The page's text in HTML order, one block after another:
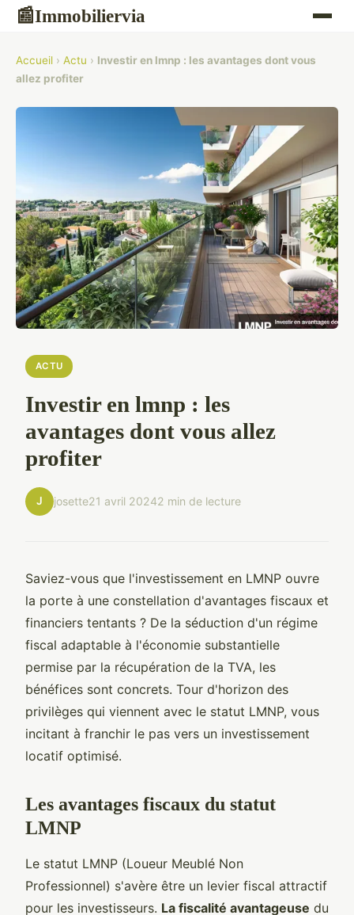
📰Immobiliervia
Accueil › Actu › Investir en lmnp : les avantages dont vous
allez profiter
ACTU
Investir en lmnp : les
avantages dont vous allez
profiter
J josette21 avril 20242 min de lecture
Saviez-vous que l'investissement en LMNP ouvre
la porte à une constellation d'avantages fiscaux et
financiers tentants ? De la séduction d'un régime
fiscal adaptable à l'économie substantielle
permise par la récupération de la TVA, les
bénéfices sont concrets. Tour d'horizon des
privilèges qui viennent avec le statut LMNP, vous
incitant à franchir le pas vers un investissement
locatif optimisé.
Les avantages fiscaux du statut
LMNP
Le statut LMNP (Loueur Meublé Non
Professionnel) s'avère être un levier fiscal attractif
pour les investisseurs. La fiscalité avantageuse du